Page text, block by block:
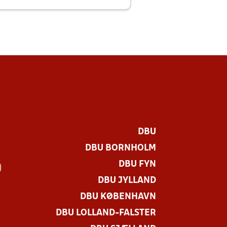
DBU
DBU BORNHOLM
DBU FYN
DBU JYLLAND
DBU KØBENHAVN
DBU LOLLAND-FALSTER